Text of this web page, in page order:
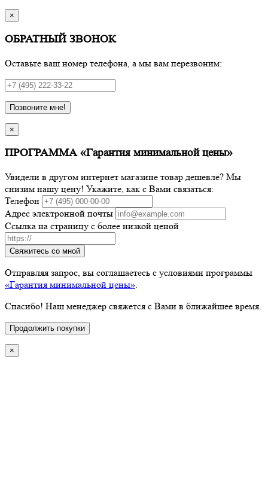
×
ОБРАТНЫЙ ЗВОНОК
Оставьте ваш номер телефона, а мы вам перезвоним:
Позвоните мне!
×
ПРОГРАММА «Гарантия минимальной цены»
Увидели в другом интернет магазине товар дешевле? Мы
снизим нашу цену! Укажите, как с Вами связаться:
Телефон
Адрес электронной почты
Ссылка на страницу с более низкой ценой
Свяжитесь со мной
Отправляя запрос, вы соглашаетесь с условиями программы
«Гарантия минимальной цены».
Спасибо! Наш менеджер свяжется с Вами в ближайшее время.
Продолжить покупки
×